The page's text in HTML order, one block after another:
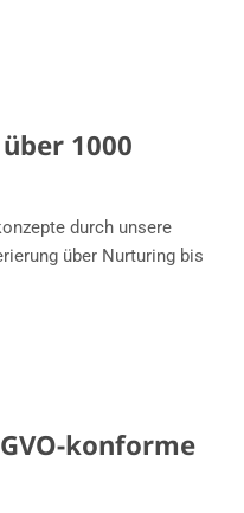
1000
durch unsere
über Nurturing bis
konforme